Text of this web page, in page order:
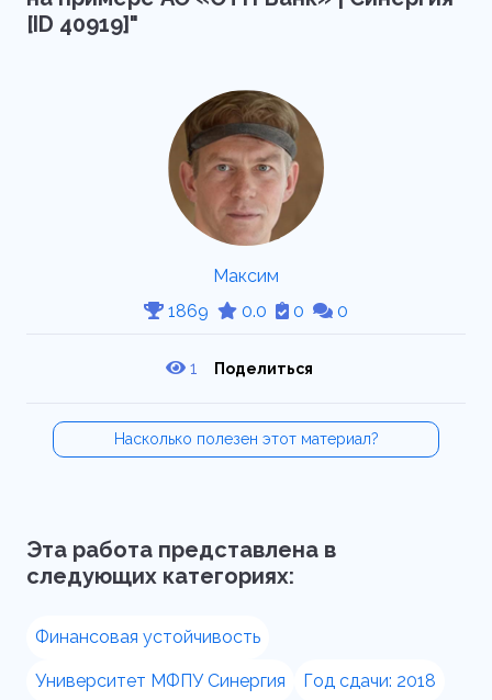
[ID 40919]"
Максим
1869
0.0 0 0
1 Поделиться
Насколько полезен этот материал?
Эта работа представлена в
следующих категориях:
Финансовая устойчивость
Университет МФПУ Синергия Год сдачи: 2018